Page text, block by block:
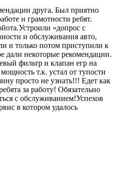
друга. Был приятно
и грамотности ребят.
«допрос с
и обслуживания авто,
и только потом приступили к
дали некоторые рекомендации.
фильтр и клапан егр на
т.к. устал от тупости
просто не узнать!!! Едет как
за работу! Обязательно
с обслуживанием!Успехов
в котором удалось